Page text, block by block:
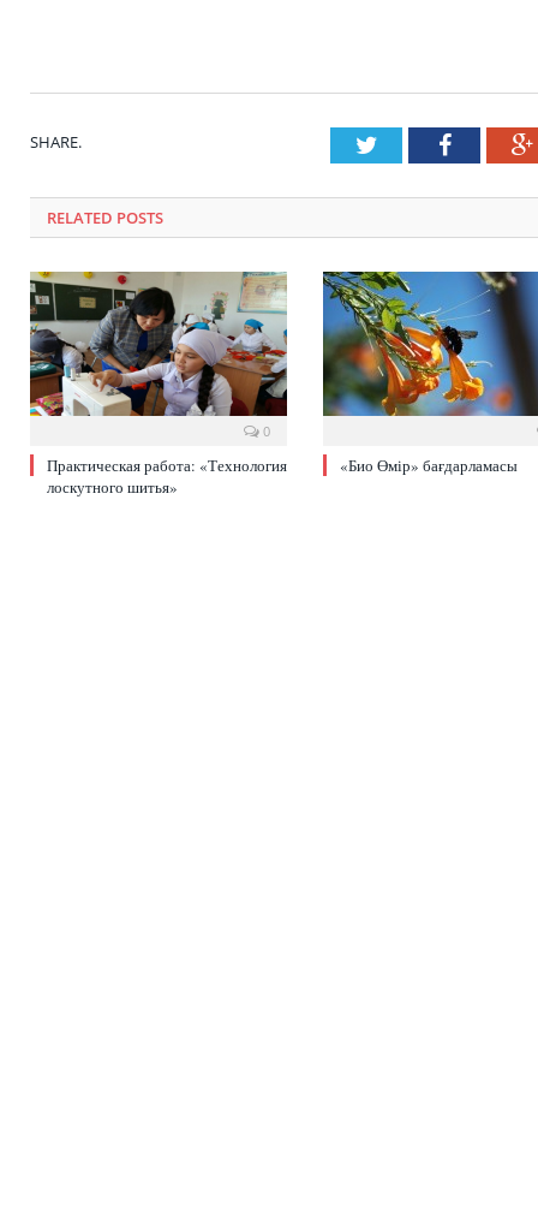
SHARE. Twitter
RELATED POSTS
0
Практическая работа: «Технология
лоскутного шитья»
«Био Өмір» бағдарламасы